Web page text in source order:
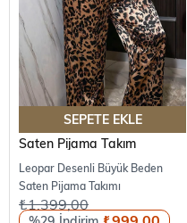
SEPETE EKLE
Saten Pijama Takım
Leopar Desenli Büyük Beden
Saten Pijama Takımı
₺1.399,00